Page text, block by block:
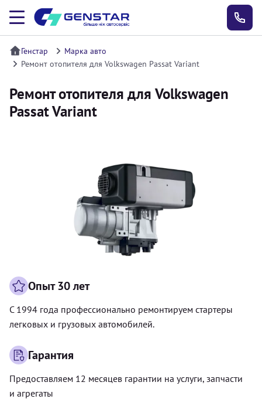
Генстар
Марка авто
Ремонт отопителя для Volkswagen Passat Variant
Ремонт отопителя для Volkswagen
Passat Variant
Опыт 30 лет
С 1994 года профессионально ремонтируем стартеры
легковых и грузовых автомобилей.
Гарантия
Предоставляем 12 месяцев гарантии на услуги, запчасти
и агрегаты